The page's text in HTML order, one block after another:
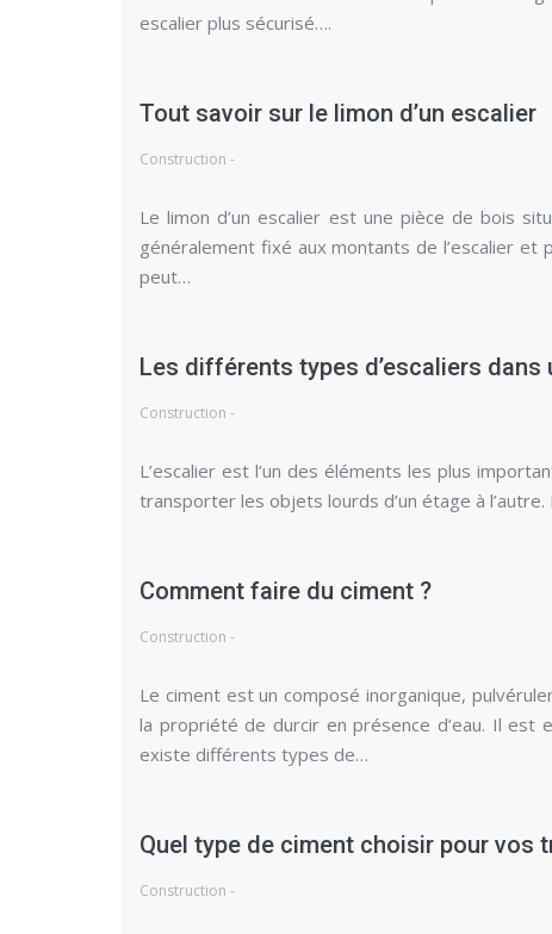
escalier plus sécurisé….
Tout savoir sur le limon d’un escalier
Construction -
Le limon d’un escalier est une pièce de bois
généralement fixé aux montants de l’escalier et
peut…
Les différents types d’escaliers dans
Construction -
L’escalier est l’un des éléments les plus
transporter les objets lourds d’un étage à
Comment faire du ciment ?
Construction -
Le ciment est un composé inorganique,
la propriété de durcir en présence d’eau. Il est
existe différents types de…
Quel type de ciment choisir pour vos
Construction -